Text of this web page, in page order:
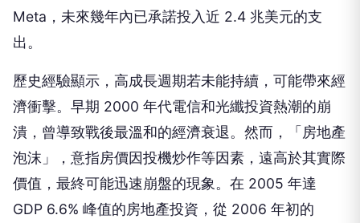
Meta，未來幾年內已承諾投入近 2.4 兆美元的支
出。
歷史經驗顯示，高成長週期若未能持續，可能帶來經
濟衝擊。早期 2000 年代電信和光纖投資熱潮的崩
潰，曾導致戰後最溫和的經濟衰退。然而，「房地產
泡沫」，意指房價因投機炒作等因素，遠高於其實際
價值，最終可能迅速崩盤的現象。在 2005 年達
GDP 6.6% 峰值的房地產投資，從 2006 年初的